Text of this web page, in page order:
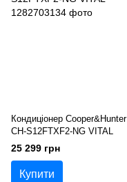
Кондиціонер Cooper&Hunter
CH-S12FTXF2-NG VITAL
25 299 грн
Купити